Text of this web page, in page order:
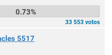
0.73%
33 553 votos
5517